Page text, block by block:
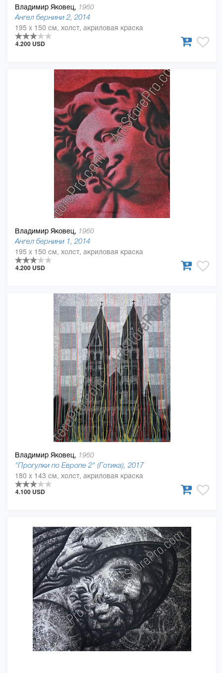
Владимир Яковец, 1960
Ангел бернини 2, 2014
195 x 150 см, холст, акриловая краска
4.200 USD
Владимир Яковец, 1960
Ангел бернини 1, 2014
195 x 150 см, холст, акриловая краска
4.200 USD
Владимир Яковец, 1960
"Прогулки по Европе 2" (Готика), 2017
180 x 143 см, холст, акриловая краска
4.100 USD